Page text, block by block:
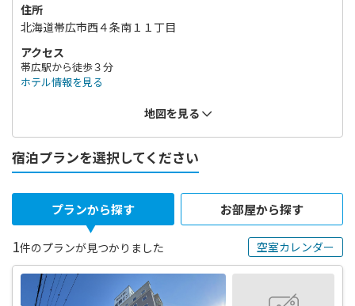
住所
北海道帯広市西４条南１１丁目
アクセス
帯広駅から徒歩３分
ホテル情報を見る
地図を見る
宿泊プランを選択してください
プランから探す お部屋から探す
1件のプランが見つかりました 空室カレンダー